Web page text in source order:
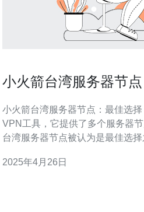
小火箭台湾服务器节
小火箭台湾服务器节点：最佳选择 小火箭是一种流行的
VPN工具，它提供了多个服务器
台湾服务器节点被认为是最佳选
节点提供了快速稳定的连接。由于
2025年4月26日